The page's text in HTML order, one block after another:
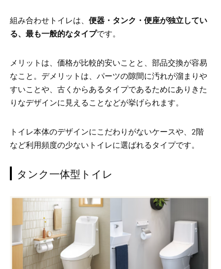
組み合わせトイレは、 便器・タンク・便座が独立してい
る、最も一般的なタイプです。
メリットは、価格が比較的安いことと、部品交換が容易
なこと。デメリットは、パーツの隙間に汚れが溜まりや
すいことや、古くからあるタイプであるためにありきた
りなデザインに見えることなどが挙げられます。
トイレ本体のデザインにこだわりがないケースや、2階
など利用頻度の少ないトイレに選ばれるタイプです。
タンク一体型トイレ